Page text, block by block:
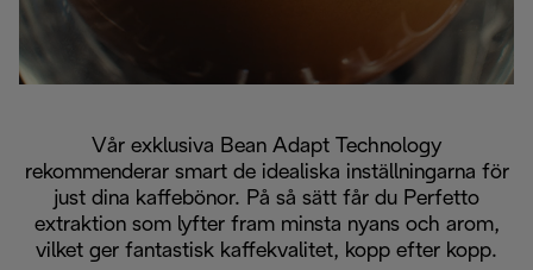
Vår exklusiva Bean Adapt Technology
rekommenderar smart de idealiska inställningarna för
just dina kaffebönor. På så sätt får du Perfetto
extraktion som lyfter fram minsta nyans och arom,
vilket ger fantastisk kaffekvalitet, kopp efter kopp.